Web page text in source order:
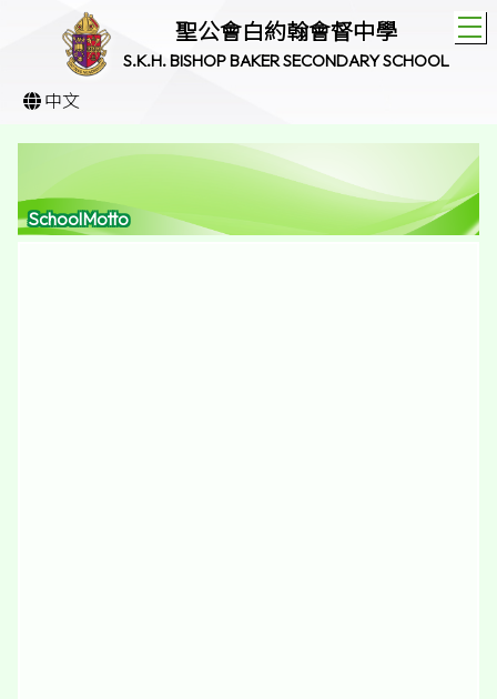
聖公會白約翰會督中學
S.K.H. BISHOP BAKER SECONDARY SCHOOL
中文
SchoolMotto